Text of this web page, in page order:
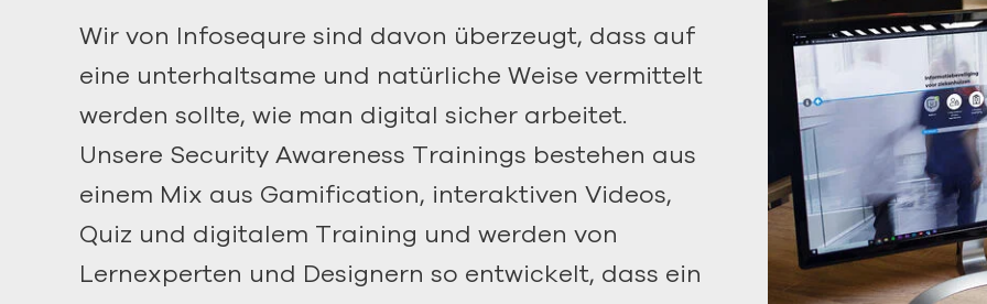
Wir von Infosequre sind davon überzeugt, dass auf
eine unterhaltsame und natürliche Weise vermittelt
werden sollte, wie man digital sicher arbeitet.
Unsere Security Awareness Trainings bestehen aus
einem Mix aus Gamification, interaktiven Videos,
Quiz und digitalem Training und werden von
Lernexperten und Designern so entwickelt, dass ein